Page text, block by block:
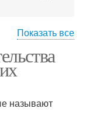
брус
Показать все
называют